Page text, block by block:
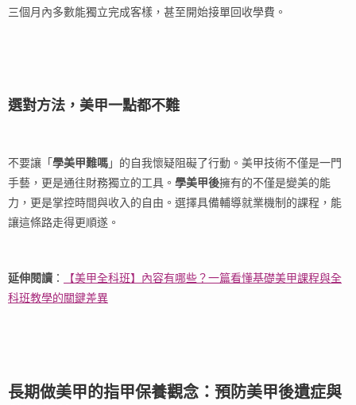
三個月內多數能獨立完成客樣，甚至開始接單回收學費。
選對方法，美甲一點都不難
不要讓「學美甲難嗎」的自我懷疑阻礙了行動。美甲技術不僅是一門
手藝，更是通往財務獨立的工具。 學美甲後擁有的不僅是變美的能
力，更是掌控時間與收入的自由。選擇具備輔導就業機制的課程，能
讓這條路走得更順遂。
延伸閱讀 ：
【美甲全科班】內容有哪些？一篇看懂基礎美甲課程與全
科班教學的關鍵差異
長期做美甲的指甲保養觀念：預防美甲後遺症與